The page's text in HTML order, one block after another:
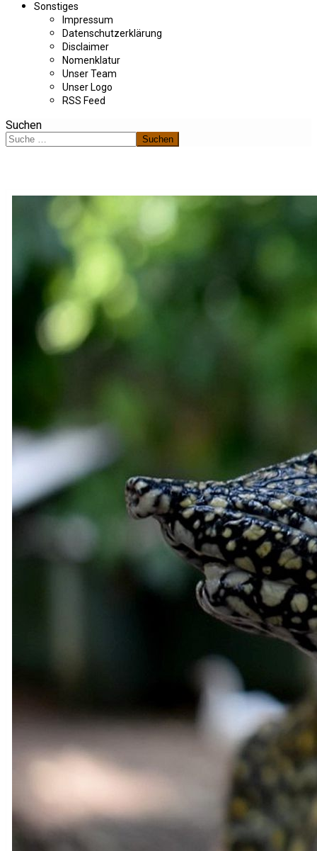
Sonstiges
Impressum
Datenschutzerklärung
Disclaimer
Nomenklatur
Unser Team
Unser Logo
RSS Feed
Suchen
Suchen